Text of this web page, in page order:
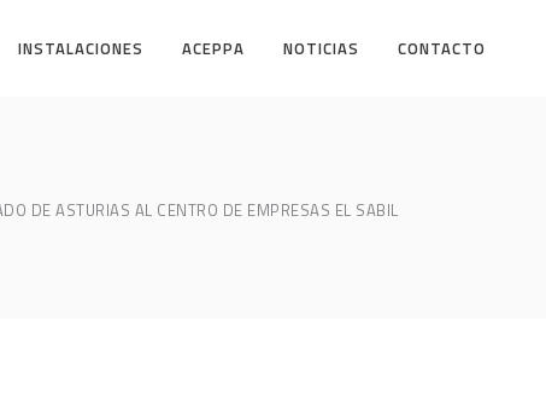
INSTALACIONES ACEPPA NOTICIAS CONTACTO
DE ASTURIAS AL CENTRO DE EMPRESAS EL SABIL